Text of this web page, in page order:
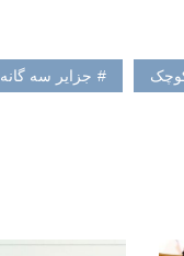
جزایر سه گانه